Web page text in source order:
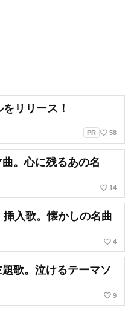
リリース！
PR favorite_border 58
曲。心に残るあの名
favorite_border 14
挿入歌。懐かしの名曲
favorite_border 4
題歌。泣けるテーマソ
favorite_border 9